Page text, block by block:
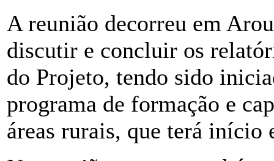
A reunião decorreu em
discutir e concluir os
do Projeto, tendo sido
programa de formação e
áreas rurais, que terá início